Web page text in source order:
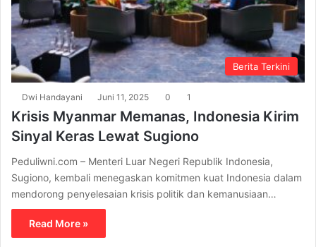
Berita Terkini
Dwi Handayani Juni 11, 2025 0 1
Krisis Myanmar Memanas, Indonesia Kirim
Sinyal Keras Lewat Sugiono
Peduliwni.com – Menteri Luar Negeri Republik Indonesia,
Sugiono, kembali menegaskan komitmen kuat Indonesia dalam
mendorong penyelesaian krisis politik dan kemanusiaan…
Read More »